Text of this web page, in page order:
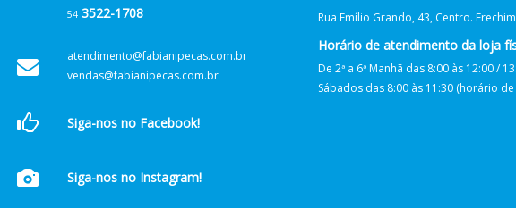
54 3522-1708
atendimento@fabianipecas.com.br
vendas@fabianipecas.com.br
Siga-nos no Facebook!
Siga-nos no Instagram!
Rua Emílio Grando, 43, Centro. Erechim
Horário de atendimento da loja
De 2ª a 6ª Manhã das 8:00 às 12:00 /
Sábados das 8:00 às 11:30 (horário